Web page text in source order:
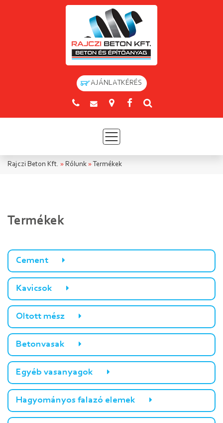
AJÁNLATKÉRÉS
Rajczi Beton Kft. » Rólunk » Termékek
Termékek
Cement
Kavicsok
Oltott mész
Betonvasak
Egyéb vasanyagok
Hagyományos falazó elemek